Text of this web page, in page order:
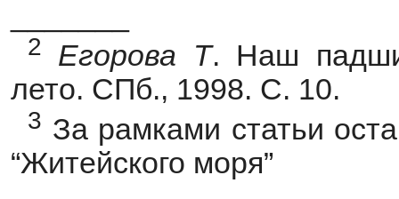
2 Егорова Т. Наш
лето. СПб., 1998. С. 10.
3 За рамками статьи
“Житейского моря”